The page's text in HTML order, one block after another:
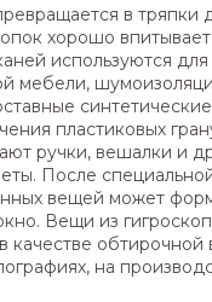
в тряпки
хорошо
используются для
мебели,
пластиковых
ручки, вешалки и
После
вещей может
Вещи из
качестве обтирочной
на